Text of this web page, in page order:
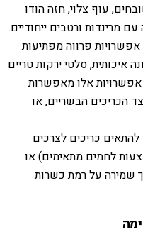
עוף צלוי, חזה הודו
מרינדות ורטבים ייחודיים.
אפשרויות פרווה מפתיעות
איכותית, סלטי ירקות טריים
אלו מאפשרות
הכריכים הבשריים, או
להתאים כריכים לצרכים
לחמים מתאימים) או
שמירה על רמת כשרות